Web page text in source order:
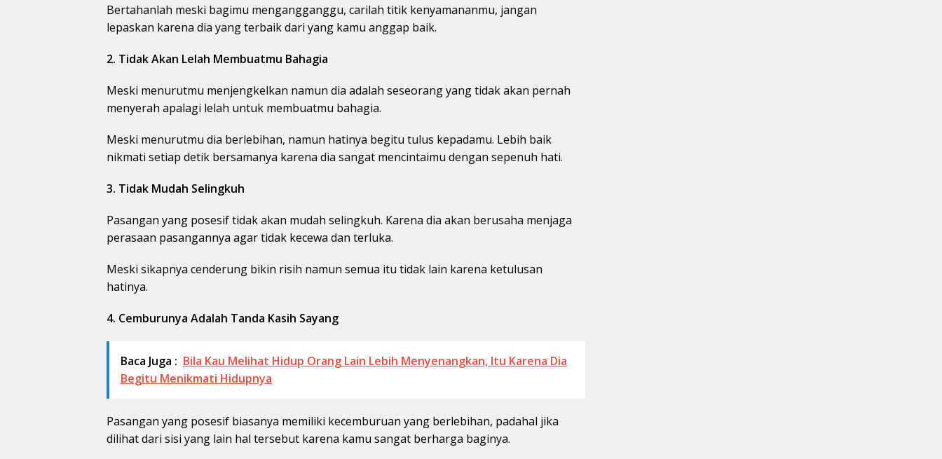
Bertahanlah meski bagimu mengangganggu, carilah titik kenyamananmu, jangan
lepaskan karena dia yang terbaik dari yang kamu anggap baik.
2. Tidak Akan Lelah Membuatmu Bahagia
Meski menurutmu menjengkelkan namun dia adalah seseorang yang tidak akan pernah
menyerah apalagi lelah untuk membuatmu bahagia.
Meski menurutmu dia berlebihan, namun hatinya begitu tulus kepadamu. Lebih baik
nikmati setiap detik bersamanya karena dia sangat mencintaimu dengan sepenuh hati.
3. Tidak Mudah Selingkuh
Pasangan yang posesif tidak akan mudah selingkuh. Karena dia akan berusaha menjaga
perasaan pasangannya agar tidak kecewa dan terluka.
Meski sikapnya cenderung bikin risih namun semua itu tidak lain karena ketulusan
hatinya.
4. Cemburunya Adalah Tanda Kasih Sayang
Baca Juga : Bila Kau Melihat Hidup Orang Lain Lebih Menyenangkan, Itu Karena Dia
Begitu Menikmati Hidupnya
Pasangan yang posesif biasanya memiliki kecemburuan yang berlebihan, padahal jika
dilihat dari sisi yang lain hal tersebut karena kamu sangat berharga baginya.